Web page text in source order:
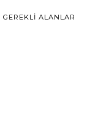
GEREKLI ALANLAR